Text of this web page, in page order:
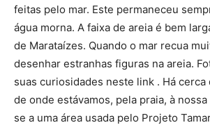
feitas pelo mar. Este permaneceu
água morna. A faixa de areia é bem
de Marataízes. Quando o mar recua
desenhar estranhas figuras na areia.
suas curiosidades neste link . Há
de onde estávamos, pela praia, à
se a uma área usada pelo Projeto